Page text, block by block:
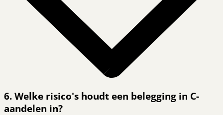
6. Welke risico's houdt een belegging in C-
aandelen in?